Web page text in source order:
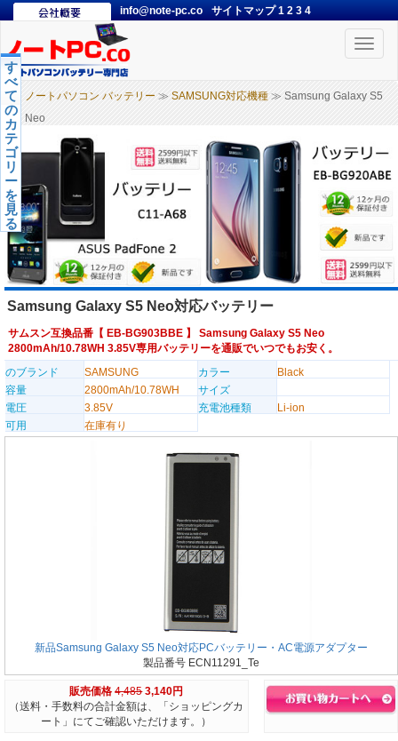
info@note-pc.co サイトマップ1 2 3 4
Toggle
ノートパソコン バッテリー ≫ SAMSUNG対応機種 ≫ Samsung Galaxy S5
Neo
す
べ
て
の
カ
テ
ゴ
リ
ー
を
見
る
Samsung Galaxy S5 Neo対応バッテリー
サムスン互換品番【 EB-BG903BBE 】 Samsung Galaxy S5 Neo
2800mAh/10.78WH 3.85V専用バッテリーを通販でいつでもお安く。
のブランド
SAMSUNG カラー
Black
容量
2800mAh/10.78WH
サイズ
電圧
3.85V 充電池種類
Li-ion
可用
在庫有り
新品Samsung Galaxy S5 Neo対応PCバッテリー・AC電源アダプター
製品番号 ECN11291_Te
販売価格 4,485 3,140円
（送料・手数料の合計金額は、「ショッピングカ
ート」にてご確認いただけます。）